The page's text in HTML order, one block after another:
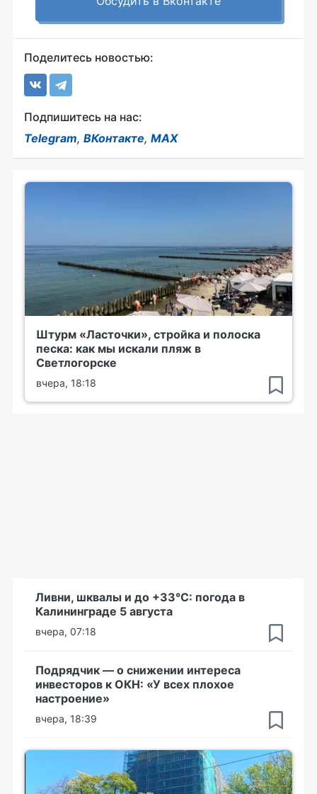
Поделитесь новостью:
Подпишитесь на нас:
Telegram, ВКонтакте, MAX
Штурм «Ласточки», стройка и полоска
песка: как мы искали пляж в
Светлогорске
вчера, 18:18
Ливни, шквалы и до +33°С: погода в
Калининграде 5 августа
вчера, 07:18
Подрядчик — о снижении интереса
инвесторов к ОКН: «У всех плохое
настроение»
вчера, 18:39